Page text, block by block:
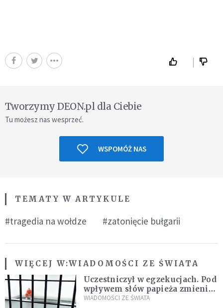
Tworzymy DEON.pl dla Ciebie
Tu możesz nas wesprzeć.
WSPOMÓŻ NAS
TEMATY W ARTYKULE
#tragedia na wołdze #zatonięcie bułgarii
WIĘCEJ W:WIADOMOŚCI ZE ŚWIATA
Uczestniczył w egzekucjach. Pod
wpływem słów papieża zmienił
zdanie
WIADOMOŚCI ZE ŚWIATA